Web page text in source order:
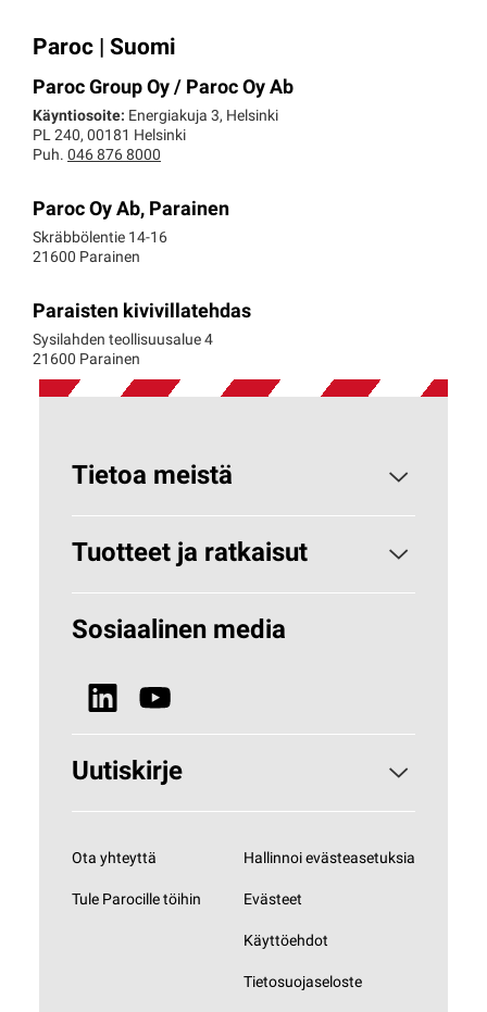
Paroc | Suomi
Paroc Group Oy / Paroc Oy Ab
Käyntiosoite: Energiakuja 3, Helsinki
PL 240, 00181 Helsinki
Puh. 046 876 8000
Paroc Oy Ab, Parainen
Skräbbölentie 14-16
21600 Parainen
Paraisten kivivillatehdas
Sysilahden teollisuusalue 4
21600 Parainen
Tietoa meistä
Paroc yrityksenä
Miksi kivivilla?
Vastuullisuus
Uutiset ja media
Tuotteet ja ratkaisut
Rakennuseristeet
Sosiaalinen media
Uutiskirje
Ota yhteyttä
Tule Parocille töihin
Hallinnoi evästeasetuksia
Evästeet
Käyttöehdot
Tietosuojaseloste